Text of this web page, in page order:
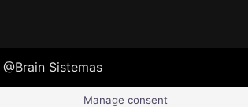
@Brain Sistemas
Manage consent